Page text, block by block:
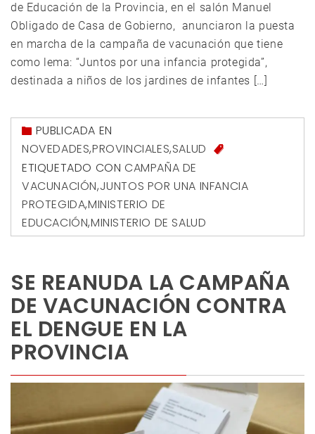
de Educación de la Provincia, en el salón Manuel
Obligado de Casa de Gobierno, anunciaron la puesta
en marcha de la campaña de vacunación que tiene
como lema: “Juntos por una infancia protegida”,
destinada a niños de los jardines de infantes […]
PUBLICADA EN
NOVEDADES,PROVINCIALES,SALUD
ETIQUETADO CON CAMPAÑA DE
VACUNACIÓN,JUNTOS POR UNA INFANCIA
PROTEGIDA,MINISTERIO DE
EDUCACIÓN,MINISTERIO DE SALUD
SE REANUDA LA CAMPAÑA
DE VACUNACIÓN CONTRA
EL DENGUE EN LA
PROVINCIA